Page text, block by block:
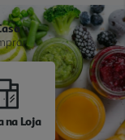
na Loja